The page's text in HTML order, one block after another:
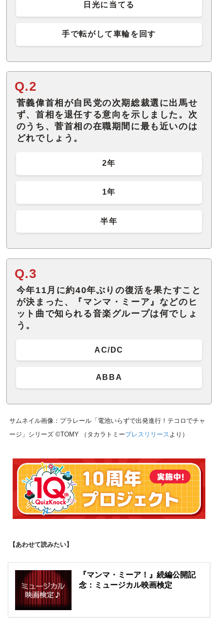
日光に当てる
手で転がして車輪を回す
Q.2
菅義偉首相が自民党の次期総裁選に出馬せ
ず、首相を退任する意向を示しました。次
のうち、菅首相の在職期間に最も近いのは
どれでしょう。
2年
1年
半年
Q.3
今年11月に約40年ぶりの復活を果たすこと
が決まった、『マンマ・ミーア』などのヒ
ット曲で知られる音楽グループは何でしょ
う。
AC/DC
ABBA
サムネイル画像：プラレール「電池いらずで出発進行！テコロでチャ
ージ」シリーズ ©TOMY （タカラトミープレスリリースより）
【あわせて読みたい】
『マンマ・ミーア！』続編公開記
念：ミュージカル映画検定